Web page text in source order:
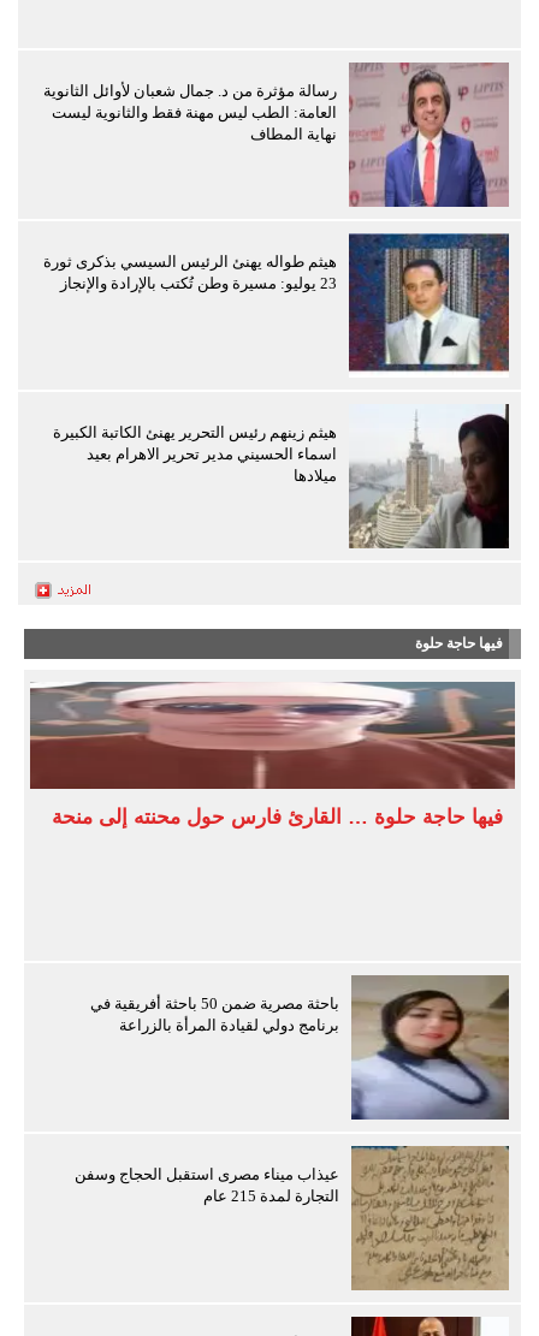
رسالة مؤثرة من د. جمال شعبان لأوائل الثانوية
العامة: الطب ليس مهنة فقط والثانوية ليست
نهاية المطاف
هيثم طواله يهنئ الرئيس السيسي بذكرى ثورة
23 يوليو: مسيرة وطن تُكتب بالإرادة والإنجاز
هيثم زينهم رئيس التحرير يهنئ الكاتبة الكبيرة
اسماء الحسيني مدير تحرير الاهرام بعيد
ميلادها
فيها حاجة حلوة
فيها حاجة حلوة … القارئ فارس حول محنته إلى منحة
باحثة مصرية ضمن 50 باحثة أفريقية في
برنامج دولي لقيادة المرأة بالزراعة
عيذاب ميناء مصرى استقبل الحجاج وسفن
التجارة لمدة 215 عام